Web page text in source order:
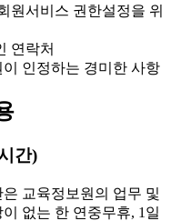
원서비스 권한설정을 위
연락처
인정하는 경미한 사항
간)
교육정보원의 업무 및
없는 한 연중무휴, 1일